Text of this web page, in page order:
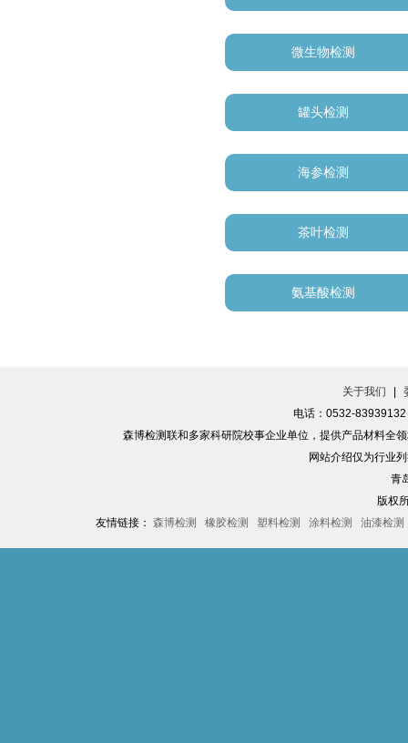
微生物检测
罐头检测
海参检测
茶叶检测
氨基酸检测
关于我们 |
电话：0532-
森博检测联和多家科研院校事企业单位，提供产品材料全
网站介绍仅为行业
青
版权
友情链接： 森博检测 橡胶检测 塑料检测 涂料检测 油漆检测